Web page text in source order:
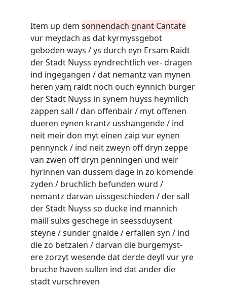
Item up demsonnendach gnant Cantate
vur meydach as dat kyrmyssgebot
geboden ways / ys durch eyn Ersam Raidt
der Stadt Nuyss eyndrechtlich ver- dragen
ind ingegangen / dat nemantz van mynen
herenvam raidt noch ouch eynnich burger
der Stadt Nuyss in synem huyss heymlich
zappen sall / dan offenbair / myt offenen
dueren eynen krantz usshangende / ind
neit meir don myt einen zaip vur eynen
pennynck / ind neit zweyn off dryn zeppe
van zwen off dryn penningen und weir
hyrinnen van dussem dage in zo komende
zyden / bruchlich befunden wurd /
nemantz darvan uissgeschieden / der sall
der Stadt Nuyss so ducke ind mannich
maill sulxs geschege in seessduysent
steyne / sunder gnaide / erfallen syn / ind
die zo betzalen / darvan die burgemyst-
ere zorzyt wesende dat derde deyll vur yre
bruche haven sullen ind dat ander die
stadt vurschreven